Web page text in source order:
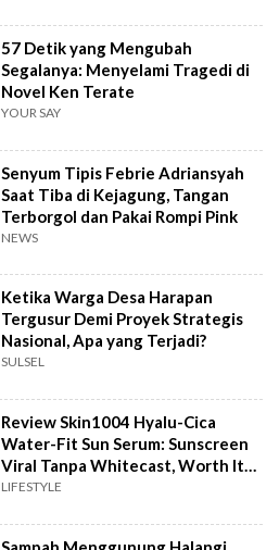
57 Detik yang Mengubah
Segalanya: Menyelami Tragedi di
Novel Ken Terate
YOUR SAY
Senyum Tipis Febrie Adriansyah
Saat Tiba di Kejagung, Tangan
Terborgol dan Pakai Rompi Pink
NEWS
Ketika Warga Desa Harapan
Tergusur Demi Proyek Strategis
Nasional, Apa yang Terjadi?
SULSEL
Review Skin1004 Hyalu-Cica
Water-Fit Sun Serum: Sunscreen
Viral Tanpa Whitecast, Worth It
to Buy?
LIFESTYLE